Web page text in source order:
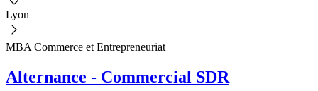
Lyon
MBA Commerce et Entrepreneuriat
Alternance - Commercial SDR